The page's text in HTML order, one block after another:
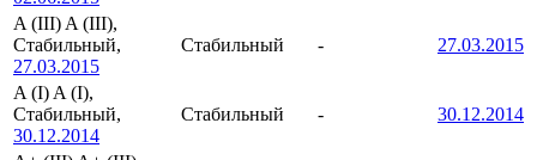
A (III) A (III),
Стабильный,
27.03.2015
Стабильный - 27.03.2015
A (I) A (I),
Стабильный,
30.12.2014
Стабильный - 30.12.2014